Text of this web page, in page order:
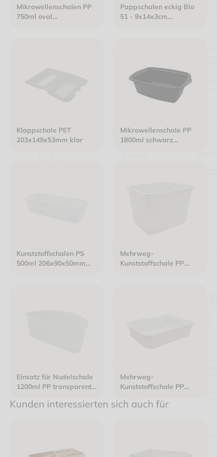
Mikrowellenschalen PP
750ml oval
Pappschalen eckig Bio
51 - 9x14x3cm
Klappschale PET
203x149x53mm klar
Mikrowellenschale PP
1800ml schwarz
Kunststoffschalen PS
500ml 206x90x50mm
Mehrweg-
Kunststoffschale PP
Einsatz für Nudelschale
1200ml PP transparent
56mm
Mehrweg-
Kunststoffschale PP
weiß
Kunden interessierten sich auch für